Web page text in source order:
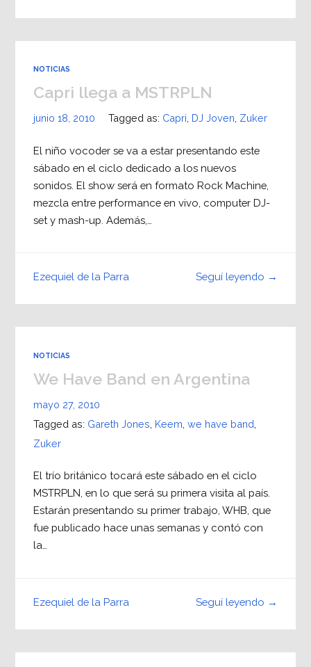
NOTICIAS
Capri llega a MSTRPLN
junio 18, 2010 Tagged as: Capri DJ Joven Zuker
El niño vocoder se va a estar presentando este
sábado en el ciclo dedicado a los nuevos
sonidos. El show será en formato Rock Machine,
mezcla entre performance en vivo, computer DJ-
set y mash-up. Además,…
Seguí leyendo →
Ezequiel de la Parra
NOTICIAS
We Have Band en Argentina
mayo 27, 2010
Tagged as: Gareth Jones Keem we have band
Zuker
El trío británico tocará este sábado en el ciclo
MSTRPLN, en lo que será su primera visita al país.
Estarán presentando su primer trabajo, WHB, que
fue publicado hace unas semanas y contó con
la…
Seguí leyendo →
Ezequiel de la Parra